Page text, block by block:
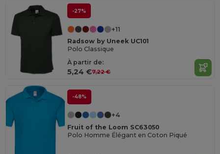
-27%
+11
Radsow by Uneek UC101
Polo Classique
À partir de:
5,24 €7,22 €
-48%
+4
Fruit of the Loom SC63050
Polo Homme Élégant en Coton Piqué